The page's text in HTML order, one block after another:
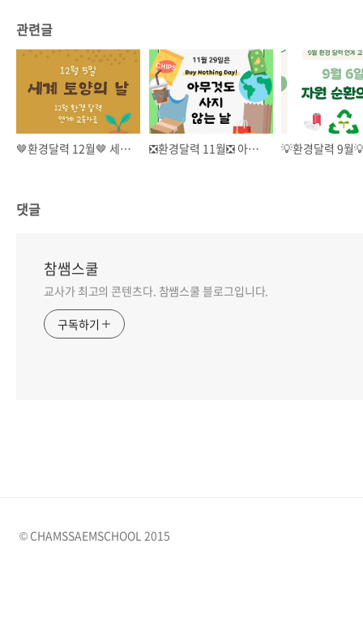
관련글
🤎환경달력 12월🤎 세계 토양의 날 교육자료 ❎환경달력 11월❎ 아무것도 사지 않는 날 교육자료
댓글
참쌤스쿨
교사가 최고의 콘텐츠다. 참쌤스쿨 블로그입니다.
구독하기
© CHAMSSAEMSCHOOL 2015